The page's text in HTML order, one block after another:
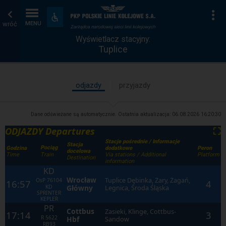
wróć MENU
Dostępność
i
udogodnienia
Wyświetlacz
stacyjny
Strona
główna
Wyświetlacz stacyjny:
Tuplice
odjazdy przyjazdy
Dane odświeżane są automatycznie. Ostatnia aktualizacja: 06.08.2026 16:20:30
ODJAZDY Departures ⛶
Godzina
Time
Pociąg
Train
Stacja
docelowa
Destination
Stacje pośrednie / Informacje
dodatkowe
Via stations / Additional
information
Peron
Platform
16:57
KD
OsP 76104
KD
SPRINTER
KEPLER
Wrocław
Główny
Tuplice Dębinka, Żary, Żagań,
Legnica, Środa Śląska
4
17:14
PR
R 5622
RB93
Cottbus
Hbf
Zasieki, Klinge, Cottbus-
Sandow
3